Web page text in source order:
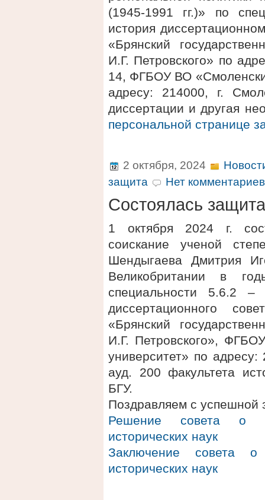
(1945-1991 гг.)» по
история
«Брянский
И.Г. Петровского» по
14, ФГБОУ ВО
адресу: 214000, г.
диссертации и другая
персональной странице
2 октября, 2024
защита
Нет
Состоялась защита
1 октября 2024 г.
соискание ученой
Шендыгаева Дмитрия
Великобритании в
специальности 5.6.2
диссертационного
«Брянский
И.Г. Петровского»,
университет» по
ауд. 200 факультета
БГУ.
Поздравляем с успешной
Решение совета о
исторических наук
Заключение совета о
исторических наук